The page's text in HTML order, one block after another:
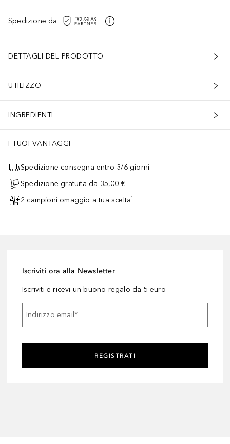
Spedizione da
DETTAGLI DEL PRODOTTO
UTILIZZO
INGREDIENTI
I TUOI VANTAGGI
Spedizione consegna entro 3/6 giorni
Spedizione gratuita da 35,00 €
2 campioni omaggio a tua scelta¹
Iscriviti ora alla Newsletter
Iscriviti e ricevi un buono regalo da 5 euro
Indirizzo email*
REGISTRATI